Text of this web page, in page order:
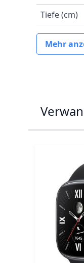
Tiefe (cm)
Mehr